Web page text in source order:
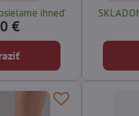
ihneď
€